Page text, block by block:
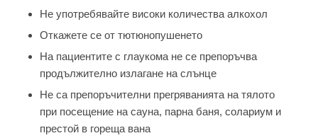
Не употребявайте високи количества алкохол
Откажете се от тютюнопушенето
На пациентите с глаукома не се препоръчва
продължително излагане на слънце
Не са препоръчителни прегряванията на тялото
при посещение на сауна, парна баня, солариум и
престой в гореща вана